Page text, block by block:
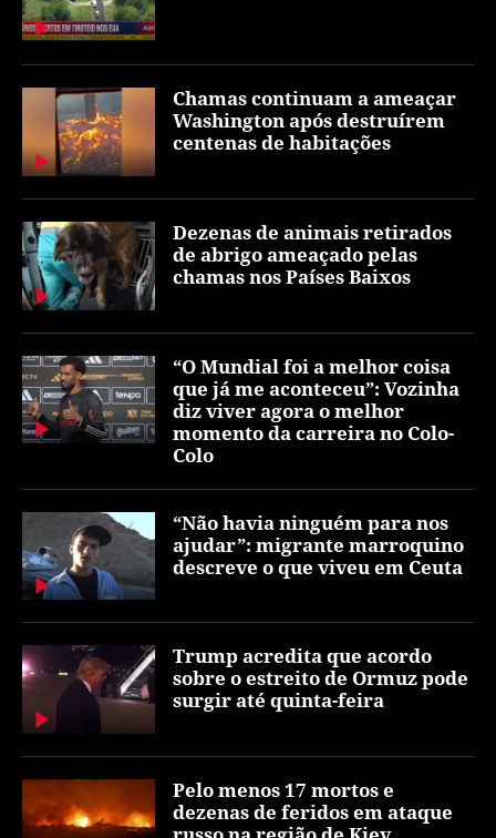
Chamas continuam a ameaçar
Washington após destruírem
centenas de habitações
Dezenas de animais retirados
de abrigo ameaçado pelas
chamas nos Países Baixos
“O Mundial foi a melhor coisa
que já me aconteceu”: Vozinha
diz viver agora o melhor
momento da carreira no Colo-
Colo
“Não havia ninguém para nos
ajudar”: migrante marroquino
descreve o que viveu em Ceuta
Trump acredita que acordo
sobre o estreito de Ormuz pode
surgir até quinta-feira
Pelo menos 17 mortos e
dezenas de feridos em ataque